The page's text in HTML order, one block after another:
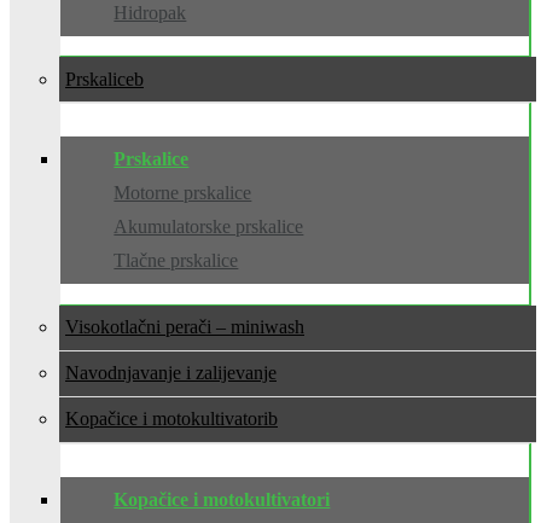
Hidropak
Prskalice
Prskalice
Motorne prskalice
Akumulatorske prskalice
Tlačne prskalice
Visokotlačni perači – miniwash
Navodnjavanje i zalijevanje
Kopačice i motokultivatori
Kopačice i motokultivatori